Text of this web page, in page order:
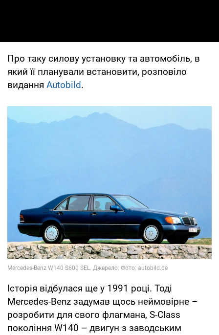
Про таку силову установку та автомобіль, в
який її планували встановити, розповіло
видання Autobild.
Історія відбулася ще у 1991 році. Тоді
Mercedes-Benz задумав щось неймовірне –
розробити для свого флагмана, S-Class
покоління W140 – двигун з заводським